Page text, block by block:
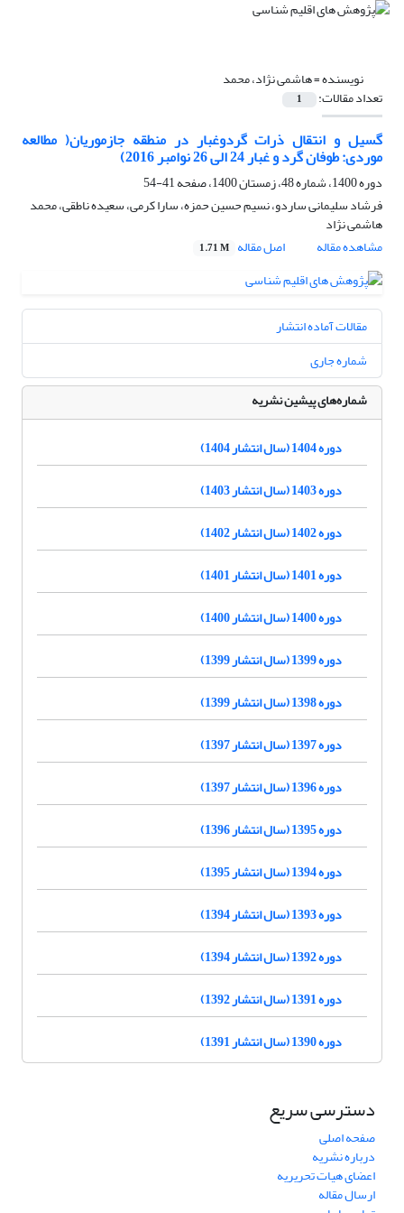
نویسنده =هاشمی نژاد، محمد
تعداد مقالات: 1
گسیل و انتقال ذرات گردوغبار در منطقه جازموریان( مطالعه
موردی: طوفان گرد و غبار 24 الی 26 نوامبر 2016)
دوره 1400، شماره 48، زمستان 1400، صفحه
41-54
فرشاد سلیمانی ساردو، نسیم حسین حمزه، سارا کرمی، سعیده ناطقی، محمد
هاشمی نژاد
مشاهده مقاله
اصل مقاله 1.71 M
مقالات آماده انتشار
شماره جاری
شماره‌های پیشین نشریه
دوره 1404 (سال انتشار 1404)
دوره 1403 (سال انتشار 1403)
دوره 1402 (سال انتشار 1402)
دوره 1401 (سال انتشار 1401)
دوره 1400 (سال انتشار 1400)
دوره 1399 (سال انتشار 1399)
دوره 1398 (سال انتشار 1399)
دوره 1397 (سال انتشار 1397)
دوره 1396 (سال انتشار 1397)
دوره 1395 (سال انتشار 1396)
دوره 1394 (سال انتشار 1395)
دوره 1393 (سال انتشار 1394)
دوره 1392 (سال انتشار 1394)
دوره 1391 (سال انتشار 1392)
دوره 1390 (سال انتشار 1391)
دسترسی سریع
صفحه اصلی
درباره نشریه
اعضای هیات تحریریه
ارسال مقاله